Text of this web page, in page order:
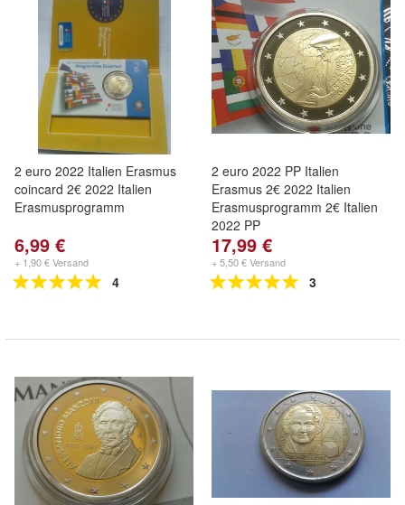
2 euro 2022 Italien Erasmus
coincard 2€ 2022 Italien
Erasmusprogramm
6,99 €
+ 1,90 € Versand
4
2 euro 2022 PP Italien
Erasmus 2€ 2022 Italien
Erasmusprogramm 2€ Italien
2022 PP
17,99 €
+ 5,50 € Versand
3